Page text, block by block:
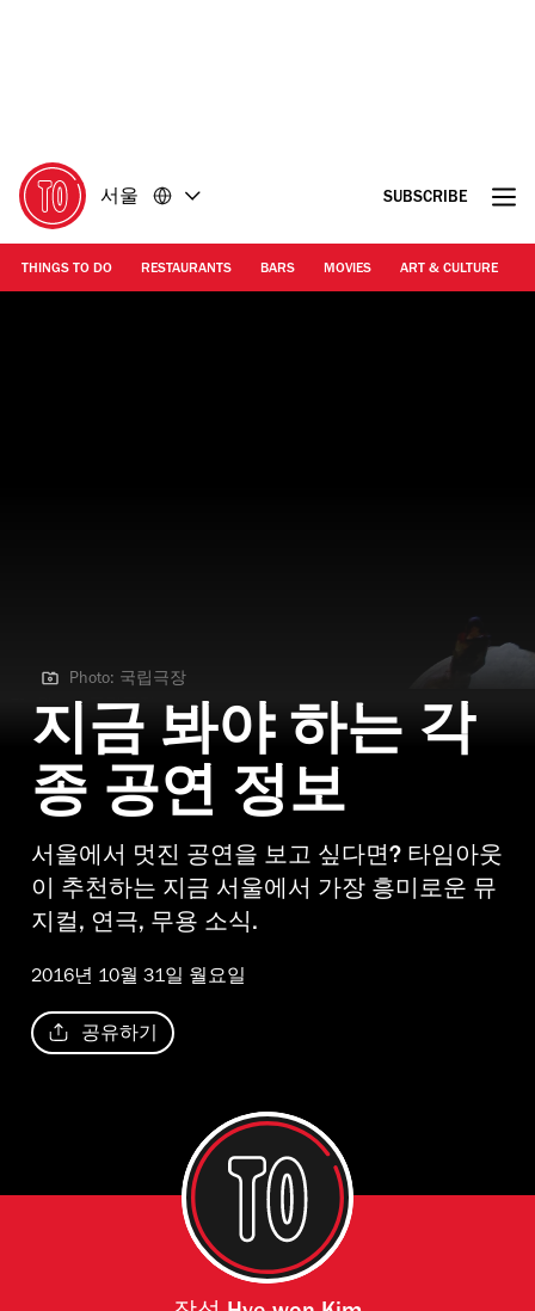
아
가
기
아
가
기
서울 SUBSCRIBE
THINGS TO DO RESTAURANTS BARS MOVIES ART & CULTURE
Photo: 국립극장
Photo: 국립극장
지금 봐야 하는 각
종 공연 정보
서울에서 멋진 공연을 보고 싶다면? 타임아웃
이 추천하는 지금 서울에서 가장 흥미로운 뮤
지컬, 연극, 무용 소식.
2016년 10월 31일 월요일
공유하기